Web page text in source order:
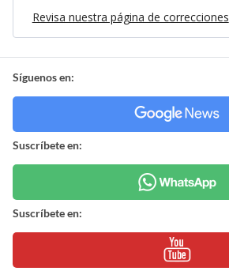
Revisa nuestra página de correcciones
Síguenos en:
Suscríbete en:
Suscríbete en: